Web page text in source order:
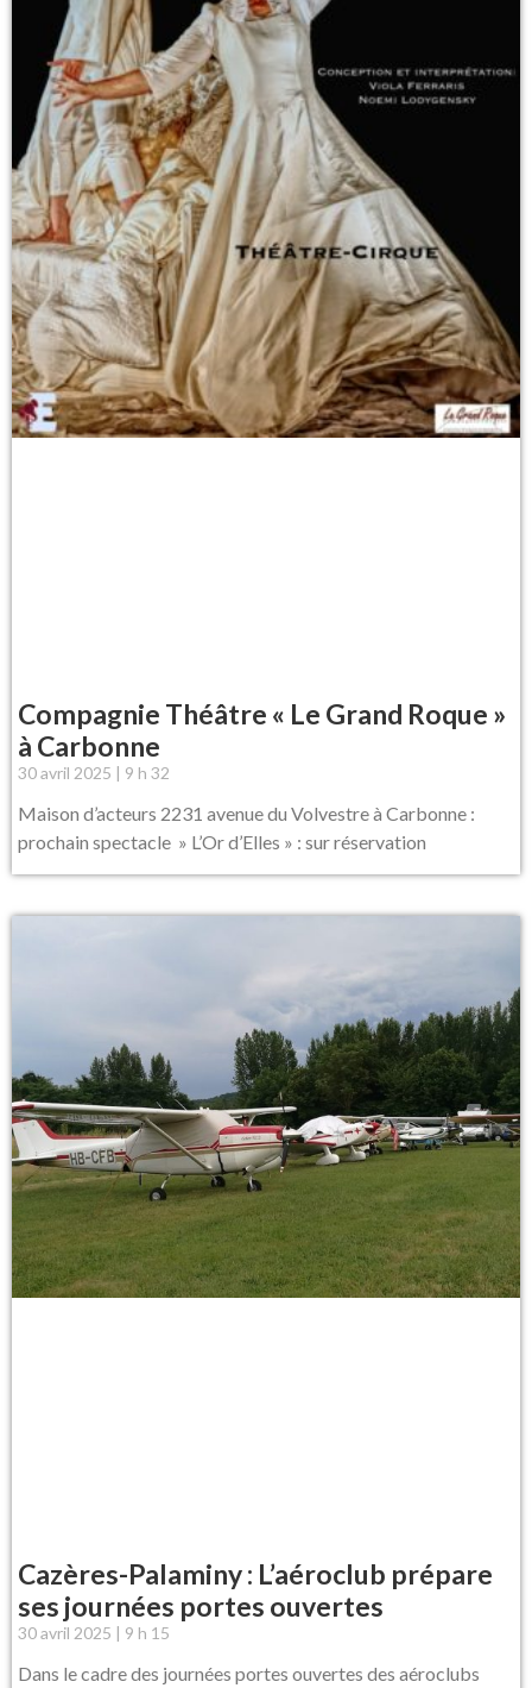
Compagnie Théâtre « Le Grand Roque »
à Carbonne
30 avril 2025 9 h 32
Maison d’acteurs 2231 avenue du Volvestre à Carbonne :
prochain spectacle » L’Or d’Elles » : sur réservation
Cazères-Palaminy : L’aéroclub prépare
ses journées portes ouvertes
30 avril 2025 9 h 15
Dans le cadre des journées portes ouvertes des aéroclubs